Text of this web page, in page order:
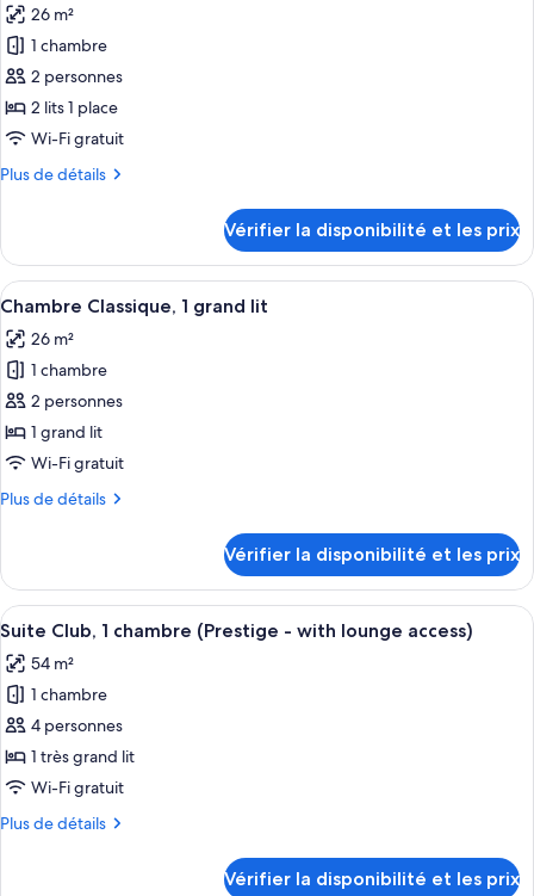
les
photos
pour
ce
type
chambre :
avec
lits
jumeaux,
2
lits
une
place
26 m²
1 chambre
2 personnes
2 lits 1 place
Wi-Fi gratuit
Plus de détails
Plus
le
type
de
Chambre
Classique
avec
lits
jumeaux,
2
lits
une
Vérifier la disponibilité et les prix
Afficher
toutes
les
photos
pour
ce
type
chambre :
grand
lit
Une chambre d’hôtel avec un
8
Chambre Classique, 1 grand lit
26 m²
1 chambre
2 personnes
1 grand lit
Wi-Fi gratuit
Plus de détails
Plus
le
type
de
Chambre
Classique,
grand
lit
Vérifier la disponibilité et les prix
Afficher
toutes
les
photos
pour
ce
type
chambre :
Une chambre d’hôtel avec une
8
Suite Club, 1 chambre (Prestige - with lounge access)
54 m²
1 chambre
4 personnes
1 très grand lit
Wi-Fi gratuit
Plus de détails
Plus
Vérifier la disponibilité et les prix